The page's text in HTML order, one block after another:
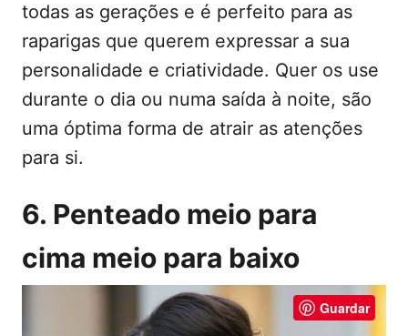
todas as gerações e é perfeito para as
raparigas que querem expressar a sua
personalidade e criatividade. Quer os use
durante o dia ou numa saída à noite, são
uma óptima forma de atrair as atenções
para si.
6. Penteado meio para
cima meio para baixo
Guardar